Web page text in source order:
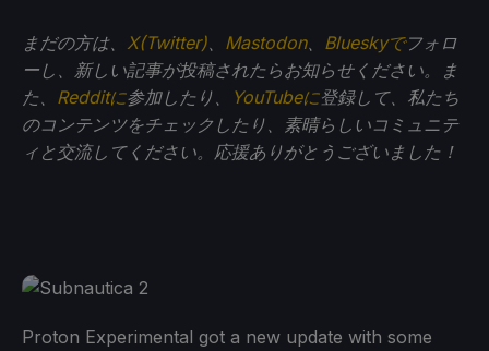
まだの方は、 X(Twitter) Mastodon、 Blueskyでフォロ
ーし、新しい記事が投稿されたらお知らせください。ま
た、 Redditに参加したり、 YouTubeに登録して、私たち
のコンテンツをチェックしたり、素晴らしいコミュニテ
ィと交流してください。応援ありがとうございました！
Proton Experimental got a new update with some